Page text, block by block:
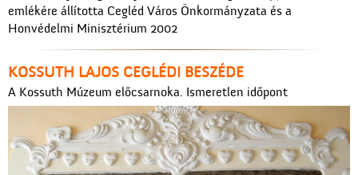
emlékére állította Cegléd Város Önkormányzata és a
Honvédelmi Minisztérium 2002
KOSSUTH LAJOS CEGLÉDI BESZÉDE
A Kossuth Múzeum előcsarnoka. Ismeretlen időpont